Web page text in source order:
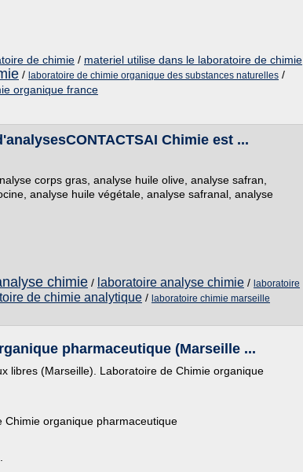
de chimie / materiel utilise dans le laboratoire de chimie
/ laboratoire de chimie organique des substances naturelles /
organique france
Chimie est ...
corps gras, analyse huile olive, analyse safran,
analyse huile végétale, analyse safranal, analyse
chimie / laboratoire analyse chimie / laboratoire
de chimie analytique / laboratoire chimie marseille
pharmaceutique (Marseille ...
libres (Marseille). Laboratoire de Chimie organique
organique pharmaceutique